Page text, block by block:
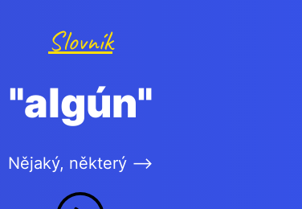
Slovník
"algún"
Nějaký, některý -->